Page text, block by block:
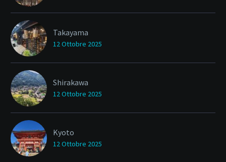
Takayama
12 Ottobre 2025
Shirakawa
12 Ottobre 2025
Kyoto
12 Ottobre 2025